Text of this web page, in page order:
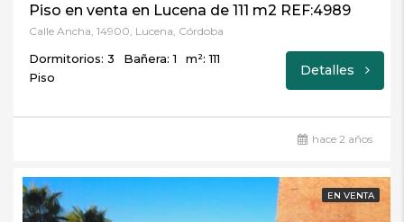
Piso en venta en Lucena de 111 m2 REF:4989
Calle Ancha, 14900, Lucena, Córdoba
Dormitorios: 3 Bañera: 1
m²: 111
Piso
Detalles
hace 2 años
EN VENTA